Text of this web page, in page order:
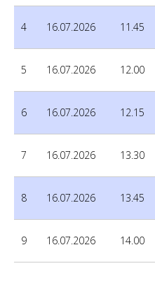
4 16.07.2026 11.45
5 16.07.2026 12.00
6 16.07.2026 12.15
7 16.07.2026 13.30
8 16.07.2026 13.45
9 16.07.2026 14.00